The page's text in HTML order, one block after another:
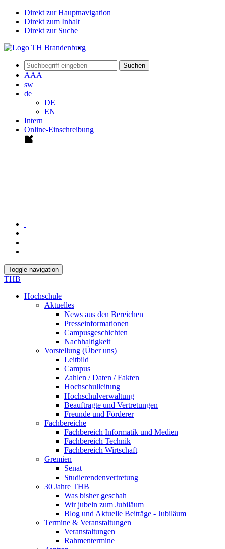
Direkt zur Hauptnavigation
Direkt zum Inhalt
Direkt zur Suche
Suchen
AAA
sw
de
DE
EN
Intern
Online-Einschreibung
Toggle navigation
THB
Hochschule
Aktuelles
News aus den Bereichen
Presseinformationen
Campusgeschichten
Nachhaltigkeit
Vorstellung (Über uns)
Leitbild
Campus
Zahlen / Daten / Fakten
Hochschulleitung
Hochschulverwaltung
Beauftragte und Vertretungen
Freunde und Förderer
Fachbereiche
Fachbereich Informatik und Medien
Fachbereich Technik
Fachbereich Wirtschaft
Gremien
Senat
Studierendenvertretung
30 Jahre THB
Was bisher geschah
Wir jubeln zum Jubiläum
Blog und Aktuelle Beiträge - Jubiläum
Termine & Veranstaltungen
Veranstaltungen
Rahmentermine